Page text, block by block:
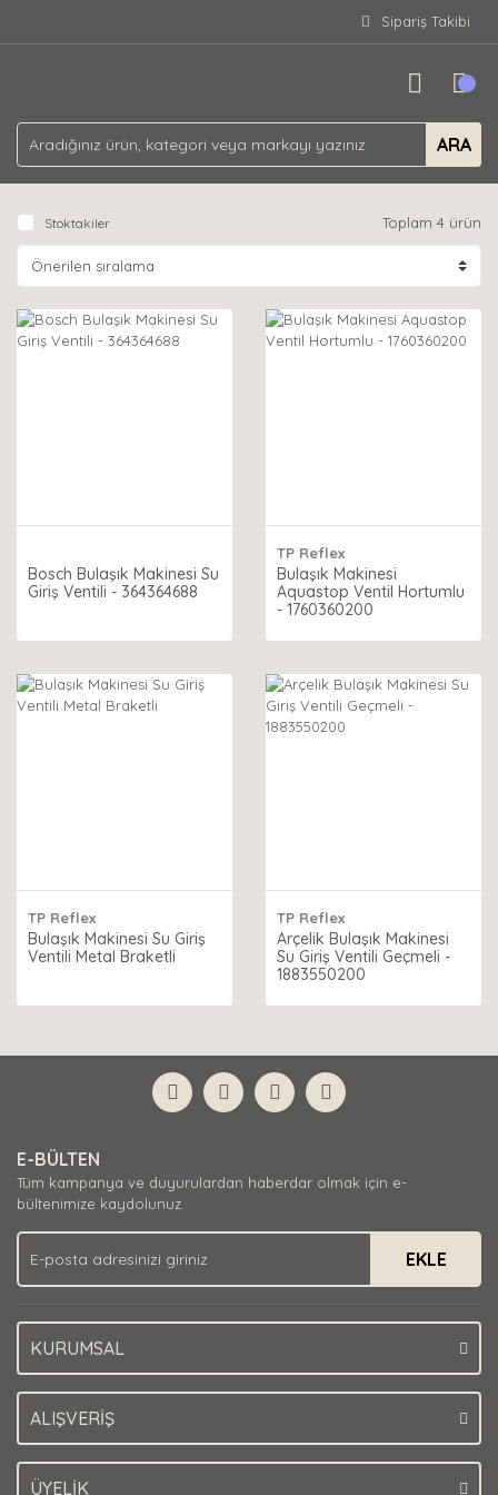
Sipariş Takibi
ARA
Stoktakiler Toplam 4 ürün
Bosch Bulaşık Makinesi Su
Giriş Ventili - 364364688
TP Reflex
Bulaşık Makinesi
Aquastop Ventil Hortumlu
- 1760360200
TP Reflex
Bulaşık Makinesi Su Giriş
Ventili Metal Braketli
TP Reflex
Arçelik Bulaşık Makinesi
Su Giriş Ventili Geçmeli -
1883550200
E-BÜLTEN
Tüm kampanya ve duyurulardan haberdar olmak için e-
bültenimize kaydolunuz.
EKLE
KURUMSAL
ALIŞVERİŞ
ÜYELİK